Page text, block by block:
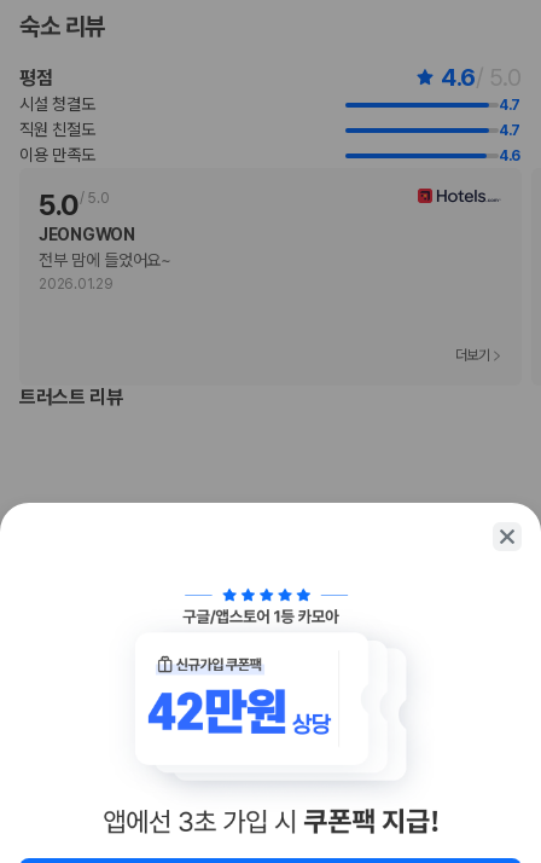
간이 침대 이용 요금: 1박 기준, PHP 2500
금액일 수 있으며 변경될 수 있습니다.
현장 결제 유형 및 수단
Visa
직불카드
현금
Mastercard
반려동물
반려동물 동반 가능
숙소 리뷰
평점 4.6/ 5.0
시설 청결도 4.7
직원 친절도 4.7
이용 만족도 4.6
5.0/ 5.0
JEONGWON
전부 맘에 들었어요~
2026.01.29
더보기
트러스트 리뷰
아직 충분한 리뷰가 쌓이지 않았어요
함께 가는 친구에게 정보를 공유해보세요